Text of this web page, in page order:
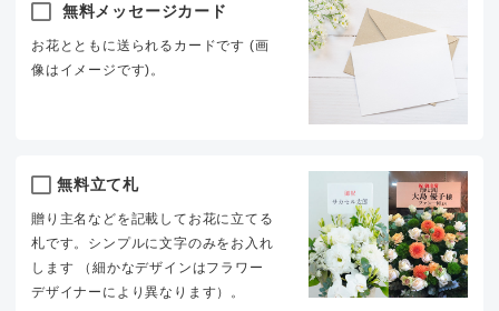
無料メッセージカード
お花とともに送られるカードです (画
像はイメージです)。
無料立て札
贈り主名などを記載してお花に立てる
札です。シンプルに文字のみをお入れ
します （細かなデザインはフラワー
デザイナーにより異なります）。